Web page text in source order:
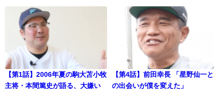
【第1話】2006年夏の駒大苫小牧
主将・本間篤史が語る、大嫌い
【第4話】前田幸長 「星野仙一と
の出会いが僕を変えた」